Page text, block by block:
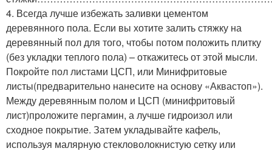
4. Всегда лучше избежать заливки цементом
деревянного пола. Если вы хотите залить стяжку на
деревянный пол для того, чтобы потом положить плитку
(без укладки теплого пола) – откажитесь от этой мысли.
Покройте пол листами ЦСП, или Минифритовые
листы(предварительно нанесите на основу «Аквастоп»).
Между деревянным полом и ЦСП (минифритовый
лист)проложите пергамин, а лучше гидроизол или
сходное покрытие. Затем укладывайте кафель,
используя малярную стекловолокнистую сетку или